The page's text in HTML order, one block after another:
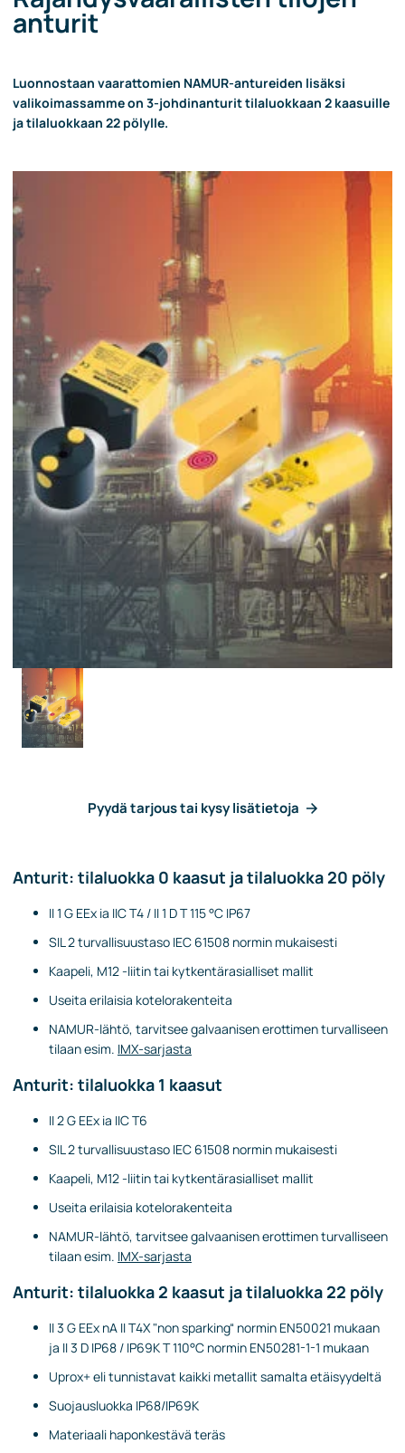
anturit
Luonnostaan vaarattomien NAMUR-antureiden lisäksi
valikoimassamme on 3-johdinanturit tilaluokkaan 2 kaasuille
ja tilaluokkaan 22 pölylle.
Pyydä tarjous tai kysy lisätietoja
Anturit: tilaluokka 0 kaasut ja tilaluokka 20 pöly
II 1 G EEx ia IIC T4 / II 1 D T 115 °C IP67
SIL 2 turvallisuustaso IEC 61508 normin mukaisesti
Kaapeli, M12 -liitin tai kytkentärasialliset mallit
Useita erilaisia kotelorakenteita
NAMUR-lähtö, tarvitsee galvaanisen erottimen turvalliseen
tilaan esim. IMX-sarjasta
Anturit: tilaluokka 1 kaasut
II 2 G EEx ia IIC T6
SIL 2 turvallisuustaso IEC 61508 normin mukaisesti
Kaapeli, M12 -liitin tai kytkentärasialliset mallit
Useita erilaisia kotelorakenteita
NAMUR-lähtö, tarvitsee galvaanisen erottimen turvalliseen
tilaan esim. IMX-sarjasta
Anturit: tilaluokka 2 kaasut ja tilaluokka 22 pöly
II 3 G EEx nA II T4X "non sparking“ normin EN50021 mukaan
ja II 3 D IP68 / IP69K T 110°C normin EN50281-1-1 mukaan
Uprox+ eli tunnistavat kaikki metallit samalta etäisyydeltä
Suojausluokka IP68/IP69K
Materiaali haponkestävä teräs